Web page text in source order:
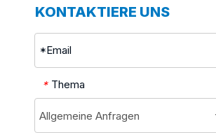
KONTAKTIERE UNS
* Thema